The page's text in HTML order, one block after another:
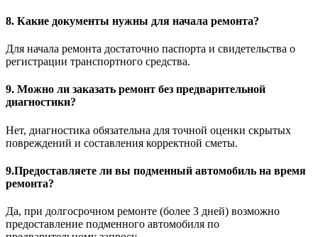
8. Какие документы нужны для начала ремонта?
Для начала ремонта достаточно паспорта и свидетельства о
регистрации транспортного средства.
9. Можно ли заказать ремонт без предварительной
диагностики?
Нет, диагностика обязательна для точной оценки скрытых
повреждений и составления корректной сметы.
9.Предоставляете ли вы подменный автомобиль на время
ремонта?
Да, при долгосрочном ремонте (более 3 дней) возможно
предоставление подменного автомобиля по